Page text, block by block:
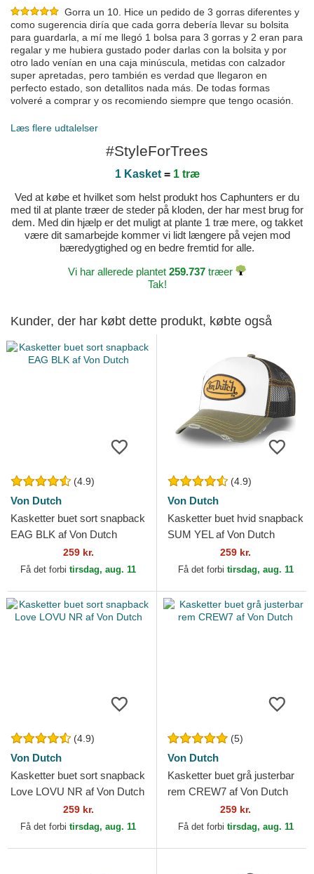
Gorra un 10. Hice un pedido de 3 gorras diferentes y
como sugerencia diría que cada gorra debería llevar su bolsita
para guardarla, a mí me llegó 1 bolsa para 3 gorras y 2 eran para
regalar y me hubiera gustado poder darlas con la bolsita y por
otro lado venían en una caja minúscula, metidas con calzador
super apretadas, pero también es verdad que llegaron en
perfecto estado, son detallitos nada más. De todas formas
volveré a comprar y os recomiendo siempre que tengo ocasión.
Entregue em excelente estado. Obrigada
Udgivet den 2024-04-18 ved Matilde
Top! Nur zu empfehlen!
Læs flere udtalelser
#StyleForTrees
1 Kasket= 1 træ
Ved at købe et hvilket som helst produkt hos Caphunters er du
med til at plante træer de steder på kloden, der har mest brug for
dem. Med din hjælp er det muligt at plante 1 træ mere, og takket
være dit samarbejde kommer vi lidt længere på vejen mod
bæredygtighed og en bedre fremtid for alle.
Vi har allerede plantet 259.737 træer
Tak!
Kunder, der har købt dette produkt, købte også
(4.9)
Von Dutch
Kasketter buet sort snapback
EAG BLK af Von Dutch
259 kr.
Få det forbi tirsdag, aug. 11
(4.9)
Von Dutch
Kasketter buet hvid snapback
SUM YEL af Von Dutch
259 kr.
Få det forbi tirsdag, aug. 11
(4.9)
Von Dutch
Kasketter buet sort snapback
Love LOVU NR af Von Dutch
259 kr.
Få det forbi tirsdag, aug. 11
(5)
Von Dutch
Kasketter buet grå justerbar
rem CREW7 af Von Dutch
259 kr.
Få det forbi tirsdag, aug. 11